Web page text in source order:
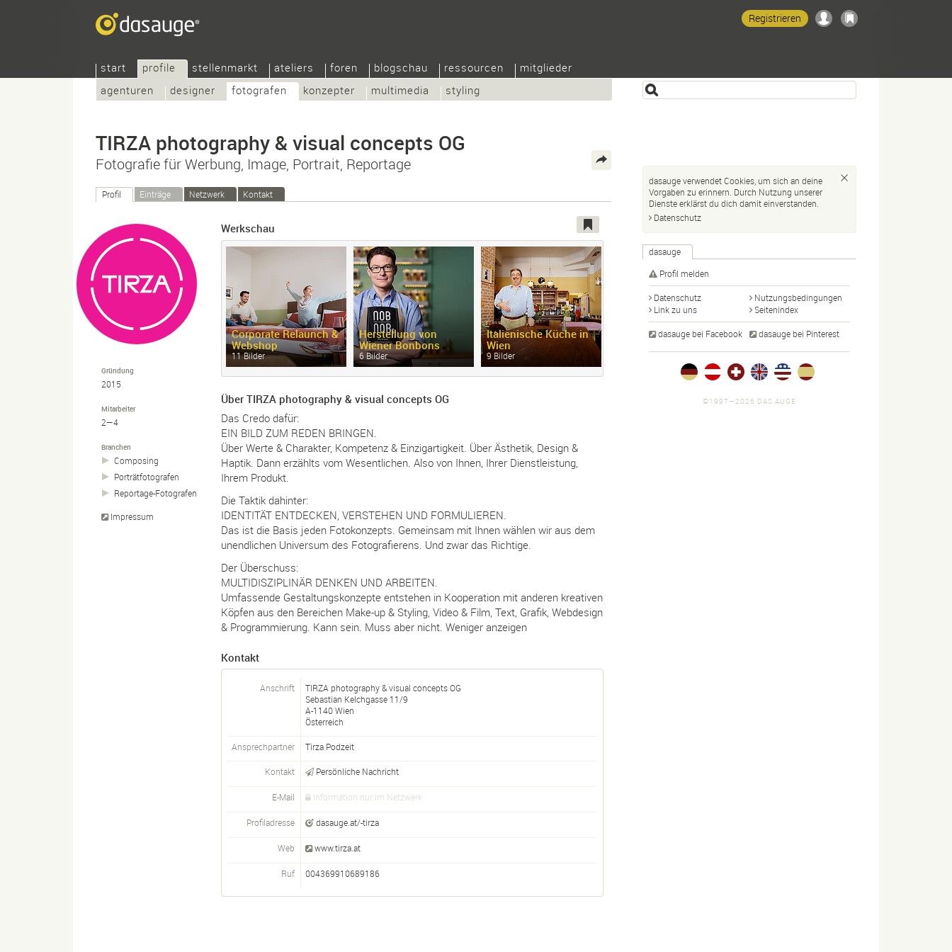
start
profile
agenturen
designer fotografen konzepter multimedia styling
stellenmarkt ateliers foren blogschau ressourcen mitglieder
Registrieren
TIRZA photography & visual concepts OG
Fotografie für Werbung, Image, Portrait, Reportage
Profil Einträge Netzwerk Kontakt
Gründung
2015
Mitarbeiter
2—4
Branchen
Composing
Porträtfotografen
Reportage-Fotografen
Impressum
Werkschau
Corporate Relaunch &
Webshop
11 Bilder
Herstellung von
Wiener Bonbons
6 Bilder
Italienische Küche in
Wien
9 Bilder
Explosive
10 Bilder
Über TIRZA photography & visual concepts OG
Das Credo dafür:
EIN BILD ZUM REDEN BRINGEN.
Über Werte & Charakter, Kompetenz & Einzigartigkeit. Über Ästhetik, Design &
Haptik. Dann erzählts vom Wesentlichen. Also von Ihnen, Ihrer Dienstleistung,
Ihrem Produkt.
Die Taktik dahinter:
IDENTITÄT ENTDECKEN, VERSTEHEN UND FORMULIEREN.
Das ist die Basis jeden Fotokonzepts. Gemeinsam mit Ihnen wählen wir aus dem
unendlichen Universum des Fotografierens. Und zwar das Richtige.
Der Überschuss:
MULTIDISZIPLINÄR DENKEN UND ARBEITEN.
Umfassende Gestaltungskonzepte entstehen in Kooperation mit anderen kreativen
Köpfen aus den Bereichen Make-up & Styling, Video & Film, Text, Grafik, Webdesign
& Programmierung. Kann sein. Muss aber nicht. Weniger anzeigen
Kontakt
Anschrift
TIRZA photography & visual concepts OG
Sebastian Kelchgasse 11/9
A-1140Wien
Österreich
Ansprechpartner Tirza Podzeit
Kontakt Persönliche Nachricht
E-Mail Information nur im Netzwerk
Profiladresse dasauge.at/-tirza
Web www.tirza.at
Ruf 004369910689186
dasauge verwendet Cookies, um sich an deine
Vorgaben zu erinnern. Durch Nutzung unserer
Dienste erklärst du dich damit einverstanden.
Datenschutz
dasauge
Profil melden
Datenschutz
Nutzungsbedingungen
Link zu uns
Seitenindex
dasauge bei Facebook dasauge bei Pinterest
©1997—2026 DAS AUGE